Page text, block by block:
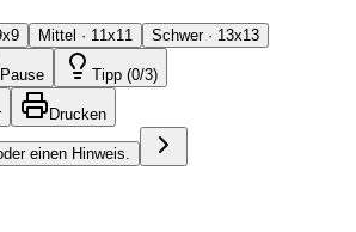
x9 Mittel · 11x11 Schwer· 13x13
Pause Tipp (0/3)
Drucken
einen Hinweis.